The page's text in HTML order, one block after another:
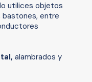
utilices objetos
entre
alambrados y